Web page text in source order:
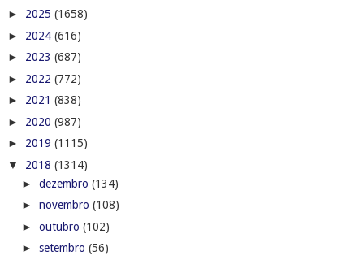
► 2025 (1658)
► 2024 (616)
► 2023 (687)
► 2022 (772)
► 2021 (838)
► 2020 (987)
► 2019 (1115)
▼ 2018 (1314)
► dezembro (134)
► novembro (108)
► outubro (102)
► setembro (56)